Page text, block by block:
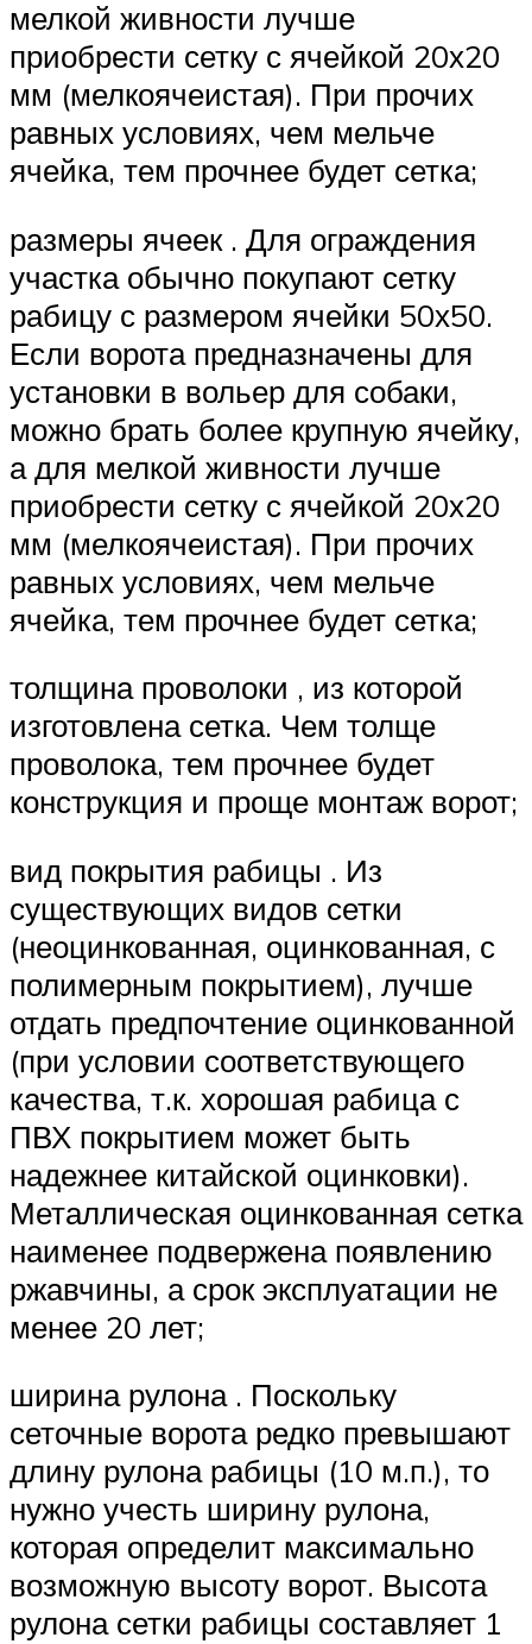
мелкой живности лучше
приобрести сетку с ячейкой 20х20
мм (мелкоячеистая). При прочих
равных условиях, чем мельче
ячейка, тем прочнее будет сетка;
размеры ячеек . Для ограждения
участка обычно покупают сетку
рабицу с размером ячейки 50х50.
Если ворота предназначены для
установки в вольер для собаки,
можно брать более крупную ячейку,
а для мелкой живности лучше
приобрести сетку с ячейкой 20х20
мм (мелкоячеистая). При прочих
равных условиях, чем мельче
ячейка, тем прочнее будет сетка;
толщина проволоки , из которой
изготовлена сетка. Чем толще
проволока, тем прочнее будет
конструкция и проще монтаж ворот;
вид покрытия рабицы . Из
существующих видов сетки
(неоцинкованная, оцинкованная, с
полимерным покрытием), лучше
отдать предпочтение оцинкованной
(при условии соответствующего
качества, т.к. хорошая рабица с
ПВХ покрытием может быть
надежнее китайской оцинковки).
Металлическая оцинкованная сетка
наименее подвержена появлению
ржавчины, а срок эксплуатации не
менее 20 лет;
ширина рулона . Поскольку
сеточные ворота редко превышают
длину рулона рабицы (10 м.п.), то
нужно учесть ширину рулона,
которая определит максимально
возможную высоту ворот. Высота
рулона сетки рабицы составляет 1